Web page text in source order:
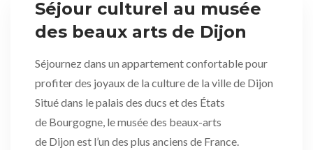
Séjour culturel au musée
des beaux arts de Dijon
Séjournez dans un appartement confortable pour
profiter des joyaux de la culture de la ville de Dijon
Situé dans le palais des ducs et des États
de Bourgogne, le musée des beaux-arts
de Dijon est l’un des plus anciens de France.